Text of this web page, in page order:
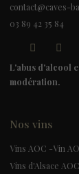
contact@caves-
03 89 42 35 84
L'abus d'alcool
modération.
Nos vins
Vins AOC -Vin
Vins d'Alsace AOC